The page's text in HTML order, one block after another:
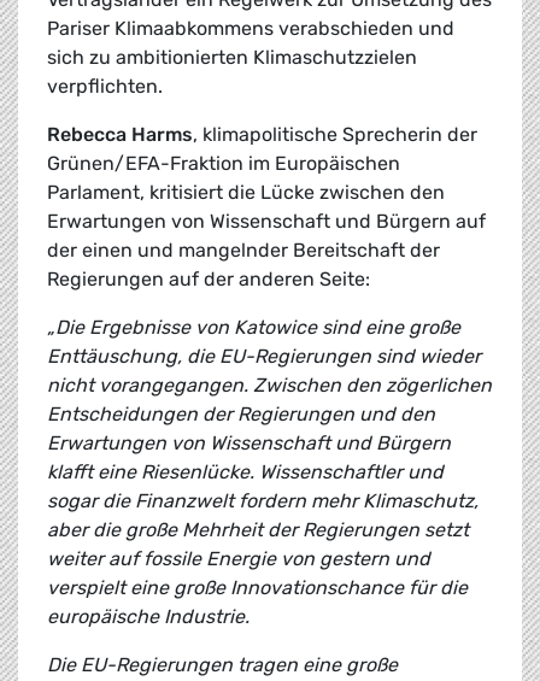
Pariser Klimaabkommens verabschieden und
sich zu ambitionierten Klimaschutzzielen
verpflichten.
Rebecca Harms, klimapolitische Sprecherin der
Grünen/EFA-Fraktion im Europäischen
Parlament, kritisiert die Lücke zwischen den
Erwartungen von Wissenschaft und Bürgern auf
der einen und mangelnder Bereitschaft der
Regierungen auf der anderen Seite:
„Die Ergebnisse von Katowice sind eine große
Enttäuschung, die EU-Regierungen sind wieder
nicht vorangegangen. Zwischen den zögerlichen
Entscheidungen der Regierungen und den
Erwartungen von Wissenschaft und Bürgern
klafft eine Riesenlücke. Wissenschaftler und
sogar die Finanzwelt fordern mehr Klimaschutz,
aber die große Mehrheit der Regierungen setzt
weiter auf fossile Energie von gestern und
verspielt eine große Innovationschance für die
europäische Industrie.
Die EU-Regierungen tragen eine große